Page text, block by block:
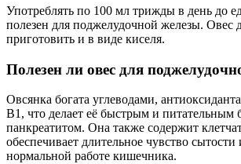
Употреблять по 100 мл трижды в день до
полезен для поджелудочной железы. Овес
приготовить и в виде киселя.
Полезен ли овес для
Овсянка богата углеводами,
B1, что делает её быстрым и питательным
панкреатитом. Она также содержит
обеспечивает длительное чувство сытости
нормальной работе кишечника.